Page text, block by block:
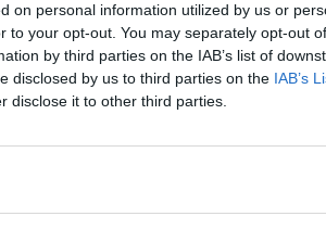
on personal information utilized by us or
to your opt-out. You may separately opt-out
by third parties on the IAB’s list of
disclosed by us to third parties on the IAB’s
disclose it to other third parties.